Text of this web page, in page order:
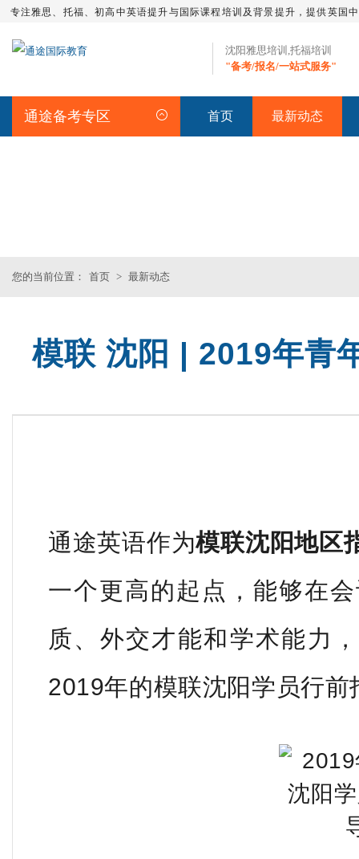
专注雅思、托福、初高中英语提升与国际课程培训及背景提升，提供英国
沈阳雅思培训,托福培训
"备考/报名/一站式服务"
通途备考专区 首页 最新动态
您的当前位置： 首页 > 最新动态
模联 沈阳 | 2019年青
通途英语作为模联沈阳地区
一个更高的起点，能够在
质、外交才能和学术能力
2019年的模联沈阳学员行前
托福满分班 雅思全程